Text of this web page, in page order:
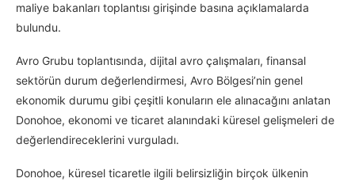
maliye bakanları toplantısı girişinde basına açıklamalarda
bulundu.
Avro Grubu toplantısında, dijital avro çalışmaları, finansal
sektörün durum değerlendirmesi, Avro Bölgesi’nin genel
ekonomik durumu gibi çeşitli konuların ele alınacağını anlatan
Donohoe, ekonomi ve ticaret alanındaki küresel gelişmeleri de
değerlendireceklerini vurguladı.
Donohoe, küresel ticaretle ilgili belirsizliğin birçok ülkenin